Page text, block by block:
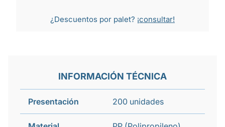
¿Descuentos por palet? ¡consultar!
INFORMACIÓN TÉCNICA
Presentación 200 unidades